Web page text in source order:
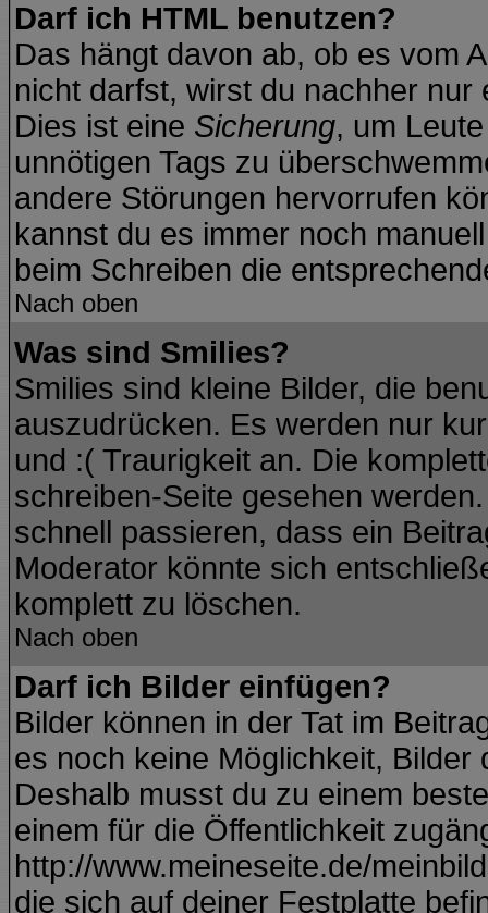
Darf ich HTML benutzen?
Das hängt davon ab, ob es vom
nicht darfst, wirst du nachher
Dies ist eine Sicherung, um
unnötigen Tags zu
andere Störungen hervorrufen
kannst du es immer noch
beim Schreiben die
Nach oben
Was sind Smilies?
Smilies sind kleine Bilder, die
auszudrücken. Es werden nur
und :( Traurigkeit an. Die
schreiben-Seite gesehen
schnell passieren, dass ein
Moderator könnte sich
komplett zu löschen.
Nach oben
Darf ich Bilder einfügen?
Bilder können in der Tat im
es noch keine Möglichkeit,
Deshalb musst du zu einem
einem für die Öffentlichkeit
http://www.meineseite.de/
die sich auf deiner Festplatte